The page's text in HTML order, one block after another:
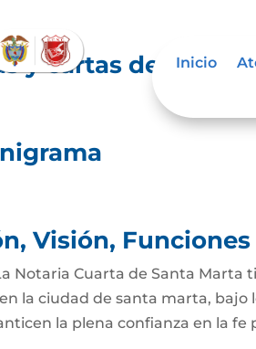
Inicio
y cartas
Visión,
Notaria Cuarta de Santa Marta
la ciudad de santa marta, bajo
la plena confianza en la fe